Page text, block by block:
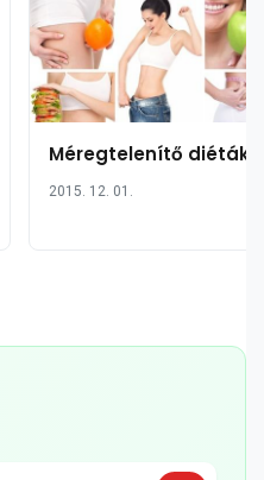
Méregtelenítő diéták
2015. 12. 01.